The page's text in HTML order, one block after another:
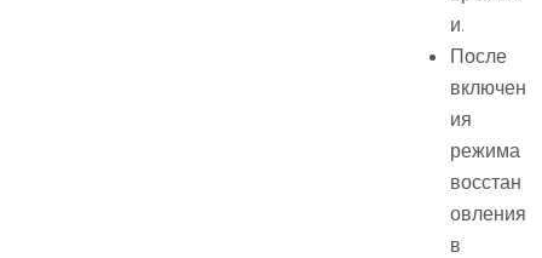
и.
После
включен
ия
режима
восстан
овления
в